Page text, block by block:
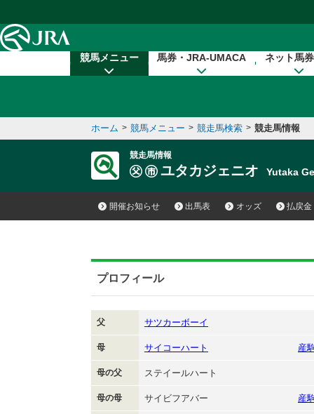
競馬メニュー 馬券・JRA-UMACA ネット馬
ホーム > 競馬メニュー > 競走馬検索 > 競走馬情報
競走馬情報
ユタカジェニオ Yutaka
開催お知らせ 出馬表 オッズ 払戻金
プロフィール
父 サツカーボーイ
母 サイコーハート 産
母の父 ステイールハート
母の母 サイビフアバー 産